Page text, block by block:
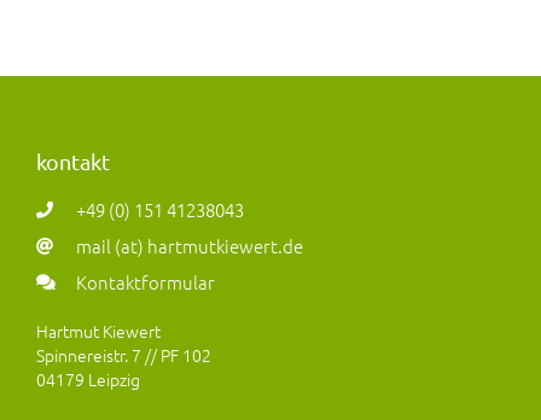
kontakt
+49 (0) 151 41238043
mail (at) hartmutkiewert.de
Kontaktformular
Hartmut Kiewert
Spinnereistr. 7 // PF 102
04179 Leipzig